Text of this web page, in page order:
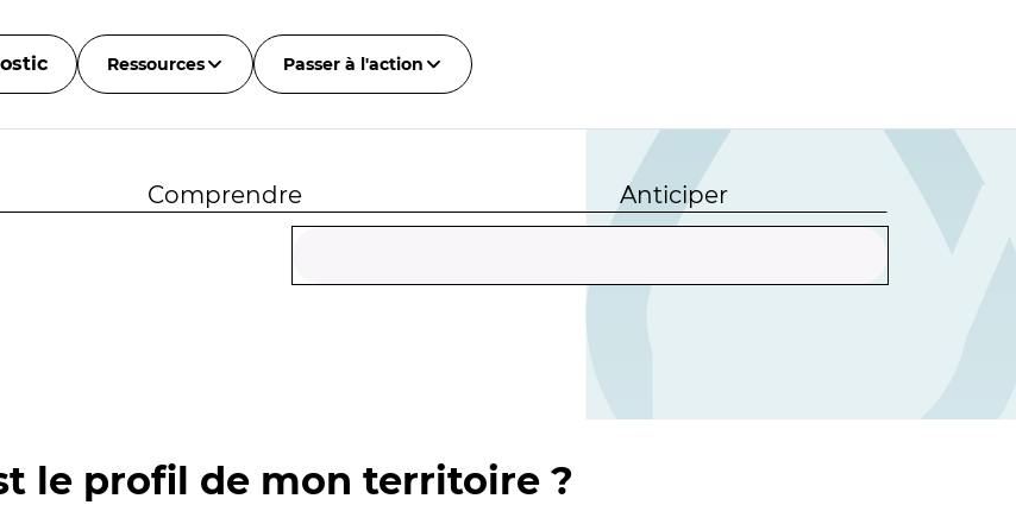
Ressources Passer à l'action
Comprendre Anticiper
le profil de mon territoire ?